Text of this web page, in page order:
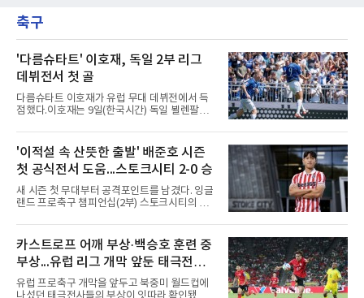
동시에 이뤄내야 하는 그의 앞길에는 그 어느 때
보다 차갑고 무거운 시
뒤흔들겠다는 전략이었지만, 실상은 뼈아픈 부
작용만 떠안은 모양새다.다저스가 최근 몇 년간
17억 2,300만 달러에 달한다. 현재 환율을 기준
으로 환산하면 약 2조 4200억원이라는 경악스
러운 금액이다. 오직 자본의 힘만으로 메이저리
그를 정복하겠다는 프런트의 의지가 얼마나 거
대했는지를 보여주는 대목이다.그러나 이 엄청
난 투자의 승수 효과는 기대에
축구
'다름슈타트' 이호재, 독일 2부 리그
데뷔전서 첫 골
다름슈타트 이호재가 유럽 무대 데뷔전에서 득
점했다.이호재는 9일(한국시간) 독일 뵐렌팔토
2027시즌 2.분데스리가(2부) 개막전에서 0-2로
뒤진 후반 추격골을 넣었다. 후반 15분 핀 라켄
마허와 교체 투입된 그는 후반 31분 페널티지역
오른쪽에서 카이 클레피시의 패스를 받아 오른
발 슈팅으로 마무리했다.다름슈타트는 후반 41
분 알렉산다르 부코티치의 동점골로 승점 1을
챙겼다. 홀슈타인 킬은 전반 8분 기예르모 발지,
활용한 제공권과 문전 슈팅이 강점인 정통 스트
라이커로, K리그1 포항 스틸러스에서
'이적설 속 산뜻한 출발' 배준호 시즌
첫 공식전서 도움...스토크시티 2-0 승
새 시즌 첫 무대부터 공격포인트를 남겼다. 잉글
랜드 프로축구 챔피언십(2부) 스토크시티의 배
호는 9일(한국시간) 영국 스토크온트렌트의 베
트365 스타디움에서 열린 올덤 애슬레틱(4부)과
의 2026-2027시즌 잉글랜드 풋볼리그컵(EFL
컵) 1라운드에서 팀의 2-0 승리에 쐐기를 박는
골을 도왔다.투입 직후 결정적인 장면을 만들었
다. 1-0으로 앞서던 후반 21분 그라운드를 밟은
카스트로프 어깨 부상·백승호 훈련 중
부상...유럽 리그 개막 앞둔 태극전사
악재
유럽 프로축구 개막을 앞두고 북중미 월드컵에
나섰던 태극전사들의 부상이 잇따라 확인됐다.